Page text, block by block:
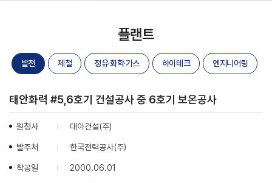
플랜트
발전 제철 정유·화학·가스 하이테크 엔지니어링
태안화력 #5,6호기 건설공사 중 6호기 보온공사
원청사 대아건설(주)
발주처 한국전력공사(주)
착공일 2000.06.01